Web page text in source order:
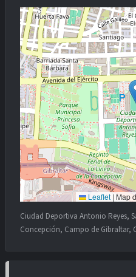
Leaflet |Map
Ciudad Deportiva Antonio Reyes,
Concepción, Campo de Gibraltar,